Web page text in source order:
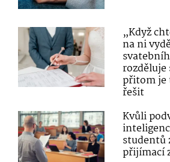
„Když
na ni
rozděluje
přitom je
řešit
Kvůli
studentů
přijímací